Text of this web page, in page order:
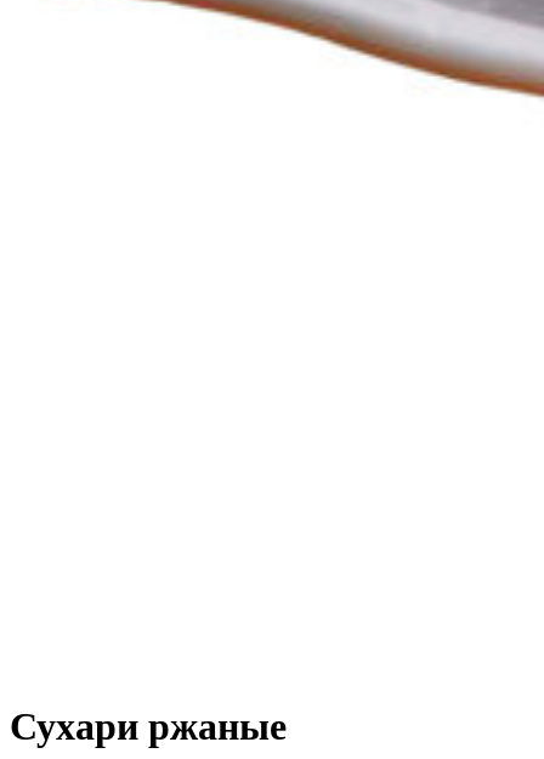
Сухари ржаные